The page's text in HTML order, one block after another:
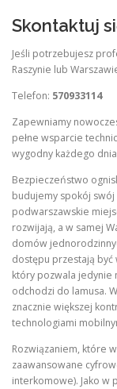
Skontaktuj
Jeśli potrzebujesz
Raszynie lub
Telefon: 570933114
Zapewniamy
pełne wsparcie
wygodny każdego
Bezpieczeństwo
budujemy spokój swój
podwarszawskie
rozwijają, a w samej
domów
dostępu przestają być
który pozwala jedynie
odchodzi do lamusa.
znacznie większej
technologiami
Rozwiązaniem, które
zaawansowane
interkomowe). Jako w